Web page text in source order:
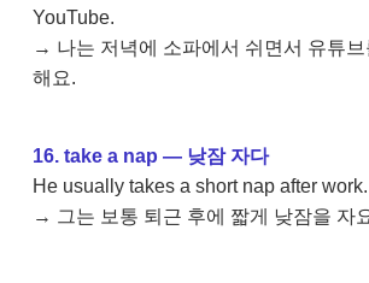
YouTube.
→ 나는 저녁에 소파에서 쉬면서 유튜
해요.
16. take a nap — 낮잠 자다
He usually takes a short nap after work.
→ 그는 보통 퇴근 후에 짧게 낮잠을 자